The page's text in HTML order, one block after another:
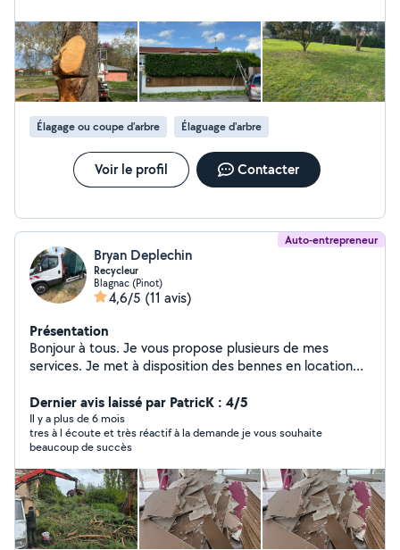
Élagage ou coupe d'arbre Élaguage d'arbre
Voir le profil Contacter
Auto-entrepreneur
Bryan Deplechin
Recycleur
Blagnac (Pinot)
4,6/5 (11 avis)
Présentation
Bonjour à tous. Je vous propose plusieurs de mes
services. Je met à disposition des bennes en location
contacter.
Dernier avis laissé par PatricK : 4/5
Il y a plus de 6 mois
tres à l écoute et très réactif à la demande je vous souhaite
beaucoup de succès